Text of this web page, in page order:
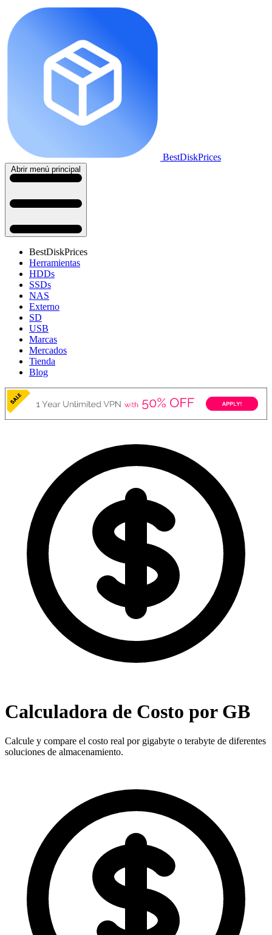
BestDiskPrices
Abrir menú principal
BestDiskPrices
Herramientas
HDDs
SSDs
NAS
Externo
SD
USB
Marcas
Mercados
Tienda
Blog
Calculadora de Costo por GB
Calcule y compare el costo real por gigabyte o terabyte de diferentes
soluciones de almacenamiento.